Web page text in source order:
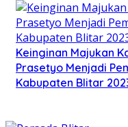
Keinginan Majukan
Prasetyo Menjadi
Kabupaten Blitar